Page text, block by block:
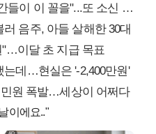
이 꼴을"...또 소신 발언
음주, 아들 살해한 30대
"…이달 초 지급 목표
는데…현실은 '-2,400만원'
원 폭발…세상이 어쩌다
이에요.."